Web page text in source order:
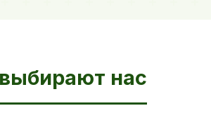
нас